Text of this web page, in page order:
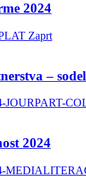
2024
Zaprt
–
JOURPART-
2024